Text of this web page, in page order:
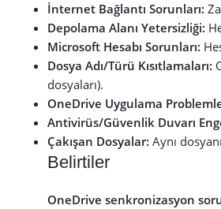
İnternet Bağlantı Sorunları:
Depolama Alanı Yetersizliği:
Microsoft Hesabı Sorunları:
Dosya Adı/Türü Kısıtlamaları:
dosyaları).
OneDrive Uygulama
Antivirüs/Güvenlik Duvarı
Çakışan Dosyalar: Aynı
Belirtiler
OneDrive senkronizasyon